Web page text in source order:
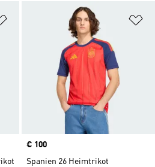
Zur Wunschliste hinzufügen
Price
€ 100
Spanien 26 Heimtrikot